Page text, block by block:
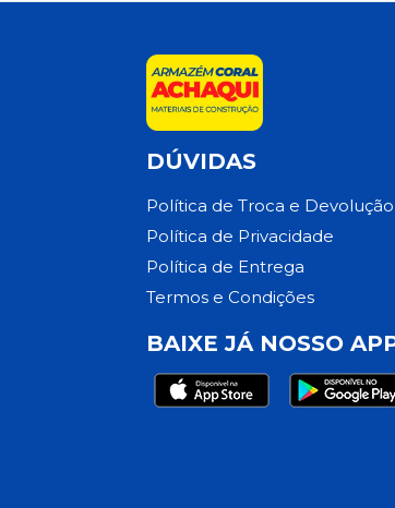
DÚVIDAS
Política de Troca e Devolução
Política de Privacidade
Política de Entrega
Termos e Condições
BAIXE JÁ NOSSO